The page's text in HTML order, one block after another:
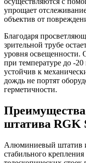
упрощает
объектив от
Благодаря
зрительной трубе
уровня освещенности.
при температуре до -
устойчив к
дождь не портят
герметичности.
Преимущества
штатива RGK
Алюминиевый штатив
стабильного